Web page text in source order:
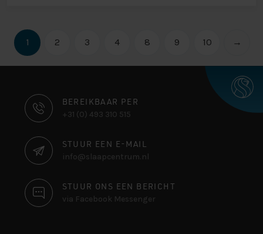
1 2 3 4 8 9 10 →
CONTACT
INFORMATIE
BEREIKBAAR PER
+31 (0) 493 310 515
STUUR EEN E-MAIL
info@slaapcentrum.nl
STUUR ONS EEN BERICHT
via Facebook Messenger